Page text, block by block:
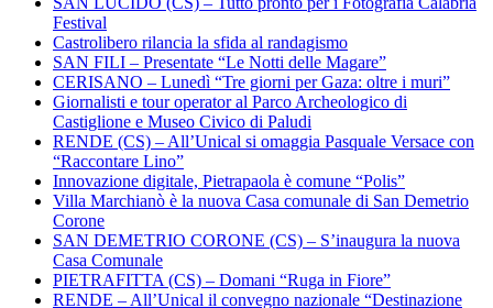
Festival
Castrolibero rilancia la sfida al randagismo
SAN FILI – Presentate “Le Notti delle Magare”
CERISANO – Lunedì “Tre giorni per Gaza: oltre i muri”
Giornalisti e tour operator al Parco Archeologico di
Castiglione e Museo Civico di Paludi
RENDE (CS) – All’Unical si omaggia Pasquale Versace con
“Raccontare Lino”
Innovazione digitale, Pietrapaola è comune “Polis”
Villa Marchianò è la nuova Casa comunale di San Demetrio
Corone
SAN DEMETRIO CORONE (CS) – S’inaugura la nuova
Casa Comunale
PIETRAFITTA (CS) – Domani “Ruga in Fiore”
RENDE – All’Unical il convegno nazionale “Destinazione